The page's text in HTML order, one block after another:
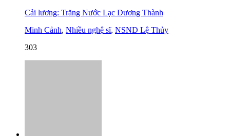
Cải lương: Trăng Nước Lạc Dương Thành
Minh Cảnh, Nhiều nghệ sĩ, NSND Lệ Thủy
303